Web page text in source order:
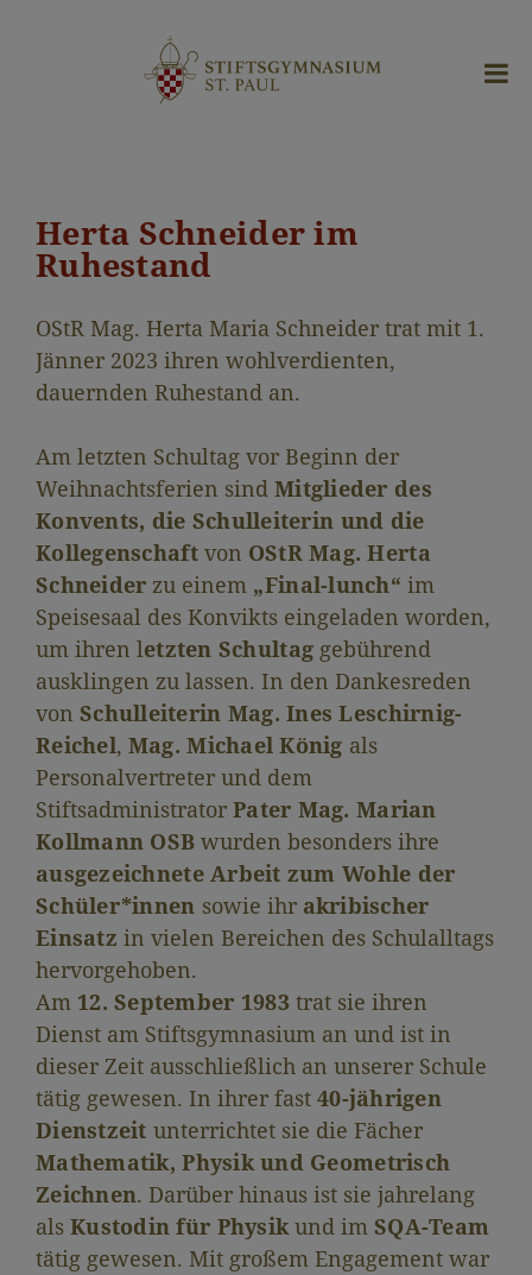
Herta Schneider im
Ruhestand
OStR Mag. Herta Maria Schneider trat mit 1.
Jänner 2023 ihren wohlverdienten,
dauernden Ruhestand an.
Am letzten Schultag vor Beginn der
Weihnachtsferien sind Mitglieder des
Konvents, die Schulleiterin und die
Kollegenschaftvon OStR Mag. Herta
Schneider zu einem „Final-lunch“im
Speisesaal des Konvikts eingeladen worden,
um ihren letzten Schultag gebührend
ausklingen zu lassen. In den Dankesreden
von Schulleiterin Mag. Ines Leschirnig-
Reichel, Mag. Michael König als
Personalvertreter und dem
Stiftsadministrator Pater Mag. Marian
Kollmann OSB wurden besonders ihre
ausgezeichnete Arbeit zum Wohle der
Schüler*innen sowie ihr akribischer
Einsatz in vielen Bereichen des Schulalltags
hervorgehoben.
Am 12. September 1983 trat sie ihren
Dienst am Stiftsgymnasium an und ist in
dieser Zeit ausschließlich an unserer Schule
tätig gewesen. In ihrer fast 40-jährigen
Dienstzeit unterrichtet sie die Fächer
Mathematik, Physik und Geometrisch
Zeichnen. Darüber hinaus ist sie jahrelang
als Kustodin für Physikund imSQA-Team
tätig gewesen. Mit großem Engagement war